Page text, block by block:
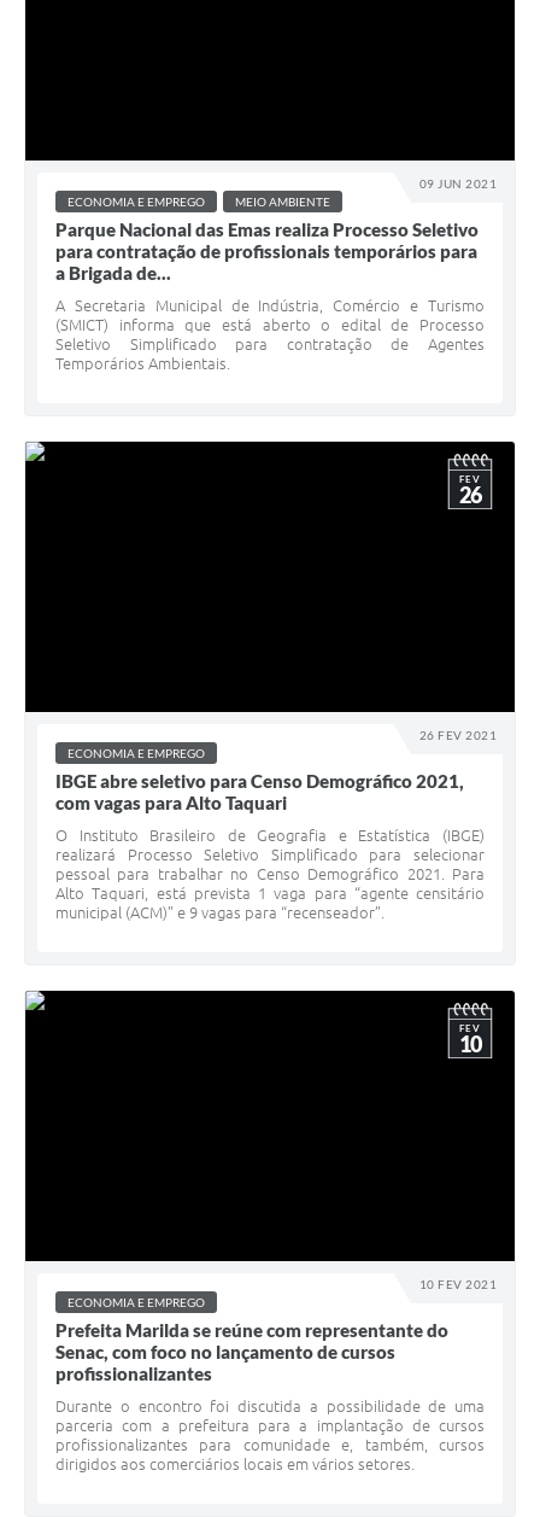
09 JUN 2021
ECONOMIA E EMPREGO
MEIO AMBIENTE
Parque Nacional das Emas realiza Processo Seletivo
para contratação de profissionais temporários para
a Brigada de...
A Secretaria Municipal de Indústria, Comércio e Turismo
(SMICT) informa que está aberto o edital de Processo
Seletivo Simplificado para contratação de Agentes
Temporários Ambientais.
26 FEV 2021
FEV
26
ECONOMIA E EMPREGO
IBGE abre seletivo para Censo Demográfico 2021,
com vagas para Alto Taquari
O Instituto Brasileiro de Geografia e Estatística (IBGE)
realizará Processo Seletivo Simplificado para selecionar
pessoal para trabalhar no Censo Demográfico 2021. Para
Alto Taquari, está prevista 1 vaga para “agente censitário
municipal (ACM)” e 9 vagas para “recenseador”.
10 FEV 2021
FEV
10
ECONOMIA E EMPREGO
Prefeita Marilda se reúne com representante do
Senac, com foco no lançamento de cursos
profissionalizantes
Durante o encontro foi discutida a possibilidade de uma
parceria com a prefeitura para a implantação de cursos
profissionalizantes para comunidade e, também, cursos
dirigidos aos comerciários locais em vários setores.